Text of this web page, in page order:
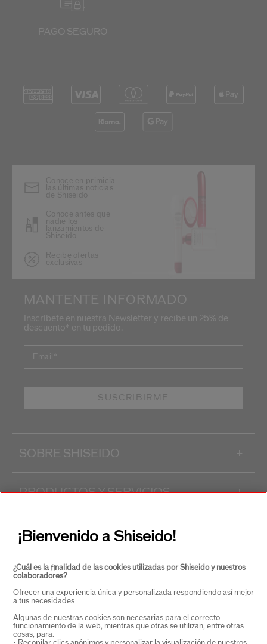
PAGO SEGURO
MANTENTE INFORMADO
Inscríbete en nuestra Newsletter y recibe un 25% de
descuento* en tu pedido.
*
Email
SUSCRIBIRME
SOBRE SHISEIDO +
PRODUCTOS Y SERVICIOS +
CONTACTO
SELECCIONA PAÍS/REGIÓN
¡Bienvenido a Shiseido!
¿Cuál es la finalidad de las cookies utilizadas por Shiseido y nuestros
colaboradores?
Ofrecer una experiencia única y personalizada respondiendo así mejor
a tus necesidades.
Algunas de nuestras cookies son necesarias para el correcto
funcionamiento de la web, mientras que otras se utilizan, entre otras
cosas, para: